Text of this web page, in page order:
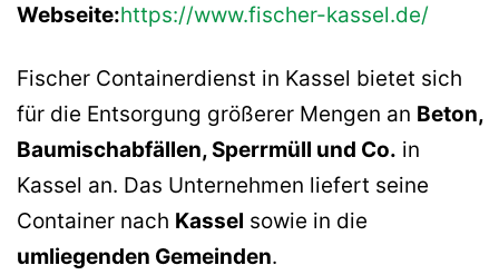
Webseite:https://www.fischer-kassel.de/
Fischer Containerdienst in Kassel bietet sich
für die Entsorgung größerer Mengen an Beton,
Baumischabfällen, Sperrmüll und Co. in
Kassel an. Das Unternehmen liefert seine
Container nach Kassel sowie in die
umliegenden Gemeinden.